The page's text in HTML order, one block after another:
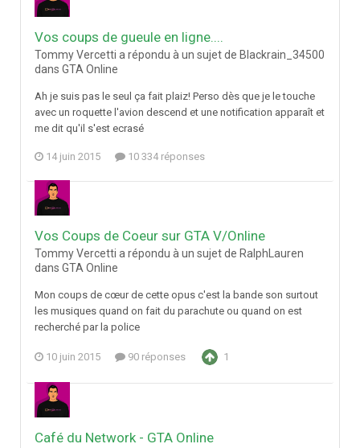
Vos coups de gueule en ligne....
Tommy Vercetti a répondu à un sujet de Blackrain_34500
dans GTA Online
Ah je suis pas le seul ça fait plaiz! Perso dès que je le touche
avec un roquette l'avion descend et une notification apparaît et
me dit qu'il s'est ecrasé
14 juin 2015 10 334 réponses
Vos Coups de Coeur sur GTA V/Online
Tommy Vercetti a répondu à un sujet de RalphLauren
dans GTA Online
Mon coups de cœur de cette opus c'est la bande son surtout
les musiques quand on fait du parachute ou quand on est
recherché par la police
10 juin 2015 90 réponses 1
Café du Network - GTA Online